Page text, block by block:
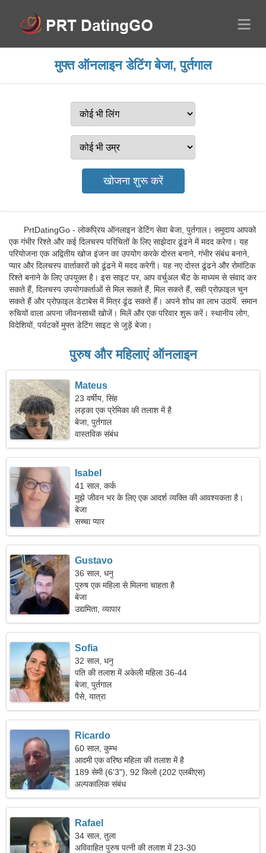
मुफ्त ऑनलाइन डेटिंग बेजा, पुर्तगाल
PrtDatingGo - लोकप्रिय ऑनलाइन डेटिंग सेवा बेजा, पुर्तगाल। समुदाय आपको
एक गंभीर रिश्ते और कई दिलचस्प परिचितों के लिए साझेदार ढूंढने में मदद करेगा। यह
परियोजना एक अद्वितीय खोज इंजन का उपयोग करके दोस्त बनाने, गंभीर संबंध बनाने,
प्यार और दिलचस्प वार्ताकारों को ढूंढने में मदद करेगी। यह नए दोस्त ढूंढने और रोमांटिक
रिश्ते बनाने के लिए उपयुक्त है। इस साइट पर, आप वर्चुअल चैट के माध्यम से संवाद कर
सकते हैं, दिलचस्प उपयोगकर्ताओं से मिल सकते हैं, मिल सकते हैं, सही प्रोफ़ाइल चुन
सकते हैं और प्रोफ़ाइल डेटाबेस में मित्र ढूंढ सकते हैं। अपने शोध का लाभ उठायें. समान
रुचियों वाला अपना जीवनसाथी खोजें। मिलें और एक परिवार शुरू करें। स्थानीय लोग,
विदेशियों, पर्यटकों मुफ्त डेटिंग साइट से जुड़ें बेजा।
पुरुष और महिलाएं ऑनलाइन
Mateus
23 वर्षीय, सिंह
लड़का एक प्रेमिका की तलाश में है
बेजा, पुर्तगाल
वास्तविक संबंध
Isabel
41 साल, कर्क
मुझे जीवन भर के लिए एक आदर्श व्यक्ति की आवश्यकता है।
बेजा
सच्चा प्यार
Gustavo
36 साल, धनु
पुरुष एक महिला से मिलना चाहता है
बेजा
उद्यमिता, व्यापार
Sofia
32 साल, धनु
पति की तलाश में अकेली महिला 36-44
बेजा, पुर्तगाल
पैसे, यात्रा
Ricardo
60 साल, कुम्भ
आदमी एक वरिष्ठ महिला की तलाश में है
189 सेमी (6'3"), 92 किलो (202 एलबीएस)
अल्पकालिक संबंध
Rafael
34 साल, तुला
अविवाहित पुरुष पत्नी की तलाश में 23-30